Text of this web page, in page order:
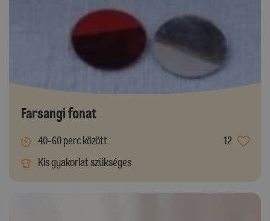
Farsangi fonat
40-60 perc között
12
Kis gyakorlat szükséges